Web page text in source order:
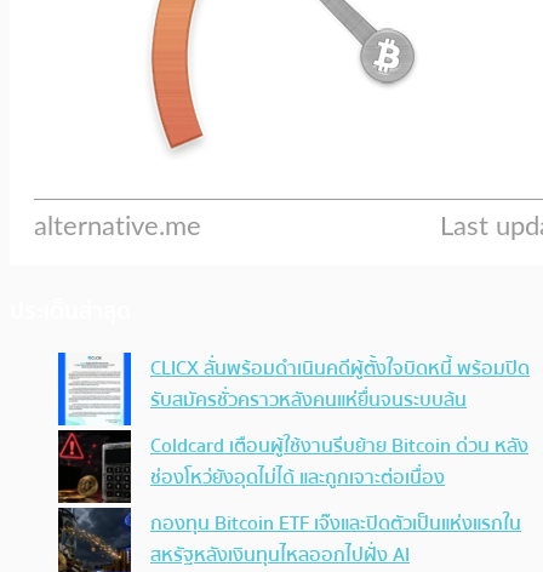
CLICX ลั่นพร้อมดำเนินคดีผู้ตั้งใจบิดหนี้ พร้อมปิด
รับสมัครชั่วคราวหลังคนแห่ยื่นจนระบบล้น
Coldcard เตือนผู้ใช้งานรีบย้าย Bitcoin ด่วน หลัง
ช่องโหว่ยังอุดไม่ได้ และถูกเจาะต่อเนื่อง
กองทุน Bitcoin ETF เจ๊งและปิดตัวเป็นแห่งแรกใน
สหรัฐหลังเงินทุนไหลออกไปฝั่ง AI